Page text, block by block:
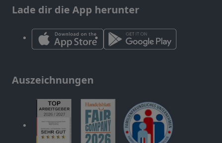
Lade dir die App herunter
Auszeichnungen